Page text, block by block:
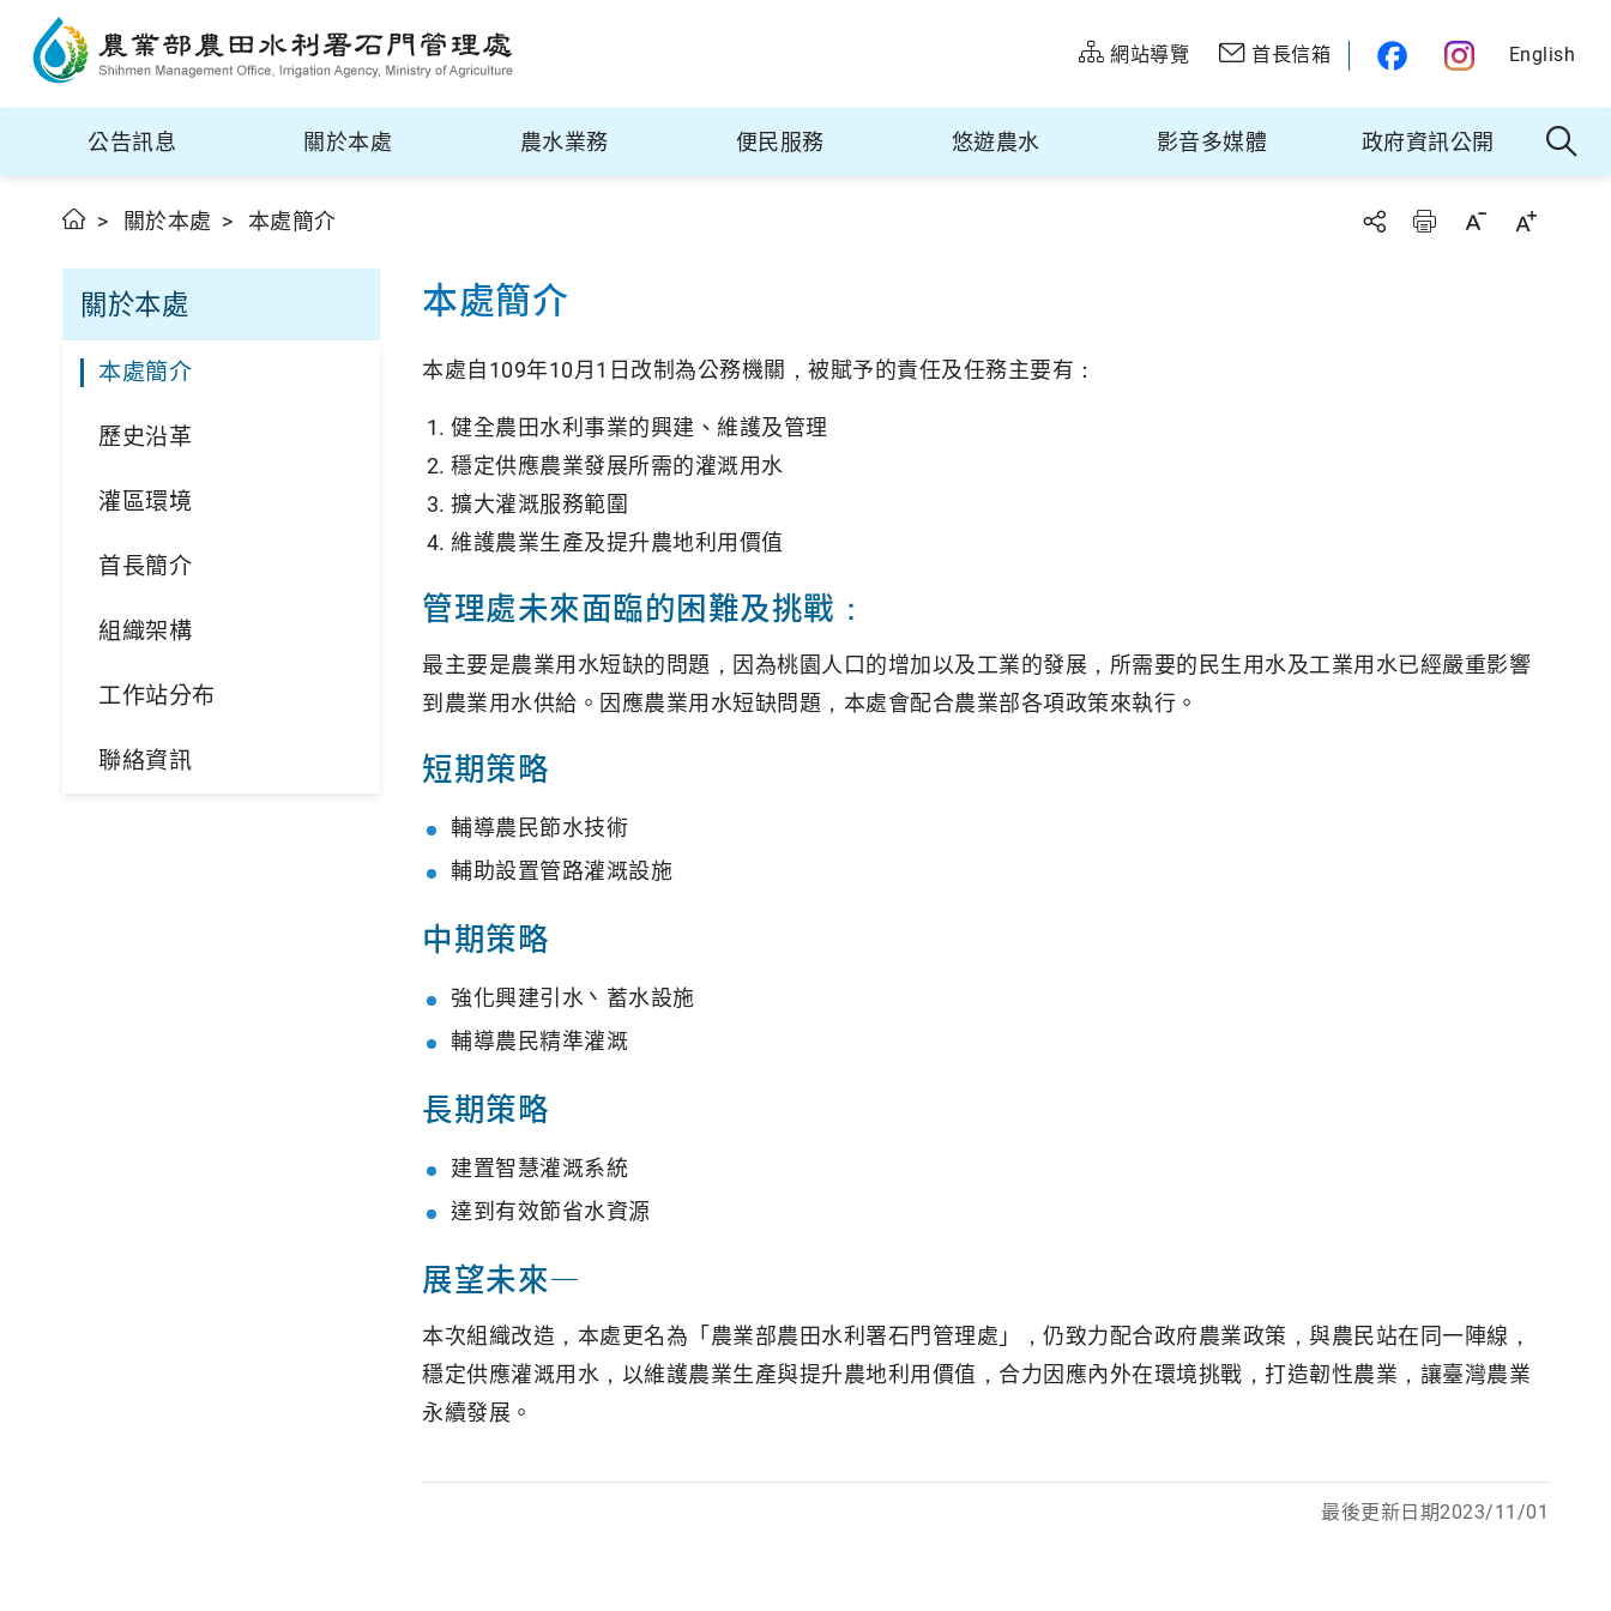
網站導覽 首長信箱 English
公告訊息 關於本處 農水業務 便民服務 悠遊農水 影音多媒體 政府資訊公開
關於本處 本處簡介
關於本處
本處簡介
歷史沿革
灌區環境
首長簡介
組織架構
工作站分布
聯絡資訊
本處簡介
本處自109年10月1日改制為公務機關，被賦予的責任及任務主要有：
健全農田水利事業的興建、維護及管理
穩定供應農業發展所需的灌溉用水
擴大灌溉服務範圍
維護農業生產及提升農地利用價值
管理處未來面臨的困難及挑戰：
最主要是農業用水短缺的問題，因為桃園人口的增加以及工業的發展，所需要的民生用水及工業用水已經嚴重影響
到農業用水供給。因應農業用水短缺問題，本處會配合農業部各項政策來執行。
短期策略
輔導農民節水技術
輔助設置管路灌溉設施
中期策略
強化興建引水丶蓄水設施
輔導農民精準灌溉
長期策略
建置智慧灌溉系統
達到有效節省水資源
展望未來—
本次組織改造，本處更名為「農業部農田水利署石門管理處」，仍致力配合政府農業政策，與農民站在同一陣線，
穩定供應灌溉用水，以維護農業生產與提升農地利用價值，合力因應內外在環境挑戰，打造韌性農業，讓臺灣農業
永續發展。
最後更新日期2023/11/01